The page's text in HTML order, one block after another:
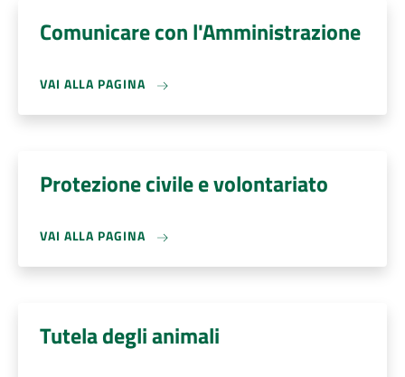
Comunicare con l'Amministrazione
VAI ALLA PAGINA
Protezione civile e volontariato
VAI ALLA PAGINA
Tutela degli animali